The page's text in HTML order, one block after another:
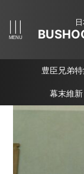
豊臣兄弟
幕末維新